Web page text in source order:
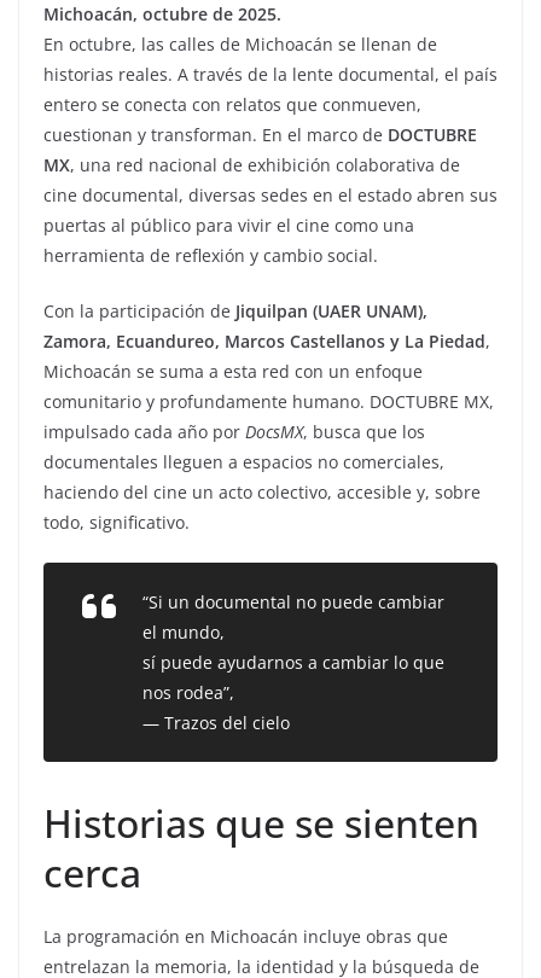
Michoacán, octubre de 2025.
En octubre, las calles de Michoacán se llenan de
historias reales. A través de la lente documental, el país
entero se conecta con relatos que conmueven,
cuestionan y transforman. En el marco de DOCTUBRE
MX, una red nacional de exhibición colaborativa de
cine documental, diversas sedes en el estado abren sus
puertas al público para vivir el cine como una
herramienta de reflexión y cambio social.
Con la participación de Jiquilpan (UAER UNAM),
Zamora, Ecuandureo, Marcos Castellanos y La Piedad,
Michoacán se suma a esta red con un enfoque
comunitario y profundamente humano. DOCTUBRE MX,
impulsado cada año por DocsMX, busca que los
documentales lleguen a espacios no comerciales,
haciendo del cine un acto colectivo, accesible y, sobre
todo, significativo.
“Si un documental no puede cambiar
el mundo,
sí puede ayudarnos a cambiar lo que
nos rodea”,
— Trazos del cielo
Historias que se sienten
cerca
La programación en Michoacán incluye obras que
entrelazan la memoria, la identidad y la búsqueda de